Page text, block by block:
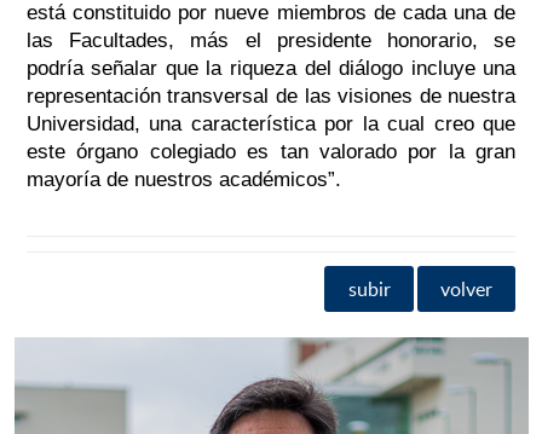
está constituido por nueve miembros de cada una de
las Facultades, más el presidente honorario, se
podría señalar que la riqueza del diálogo incluye una
representación transversal de las visiones de nuestra
Universidad, una característica por la cual creo que
este órgano colegiado es tan valorado por la gran
mayoría de nuestros académicos”.
subir volver